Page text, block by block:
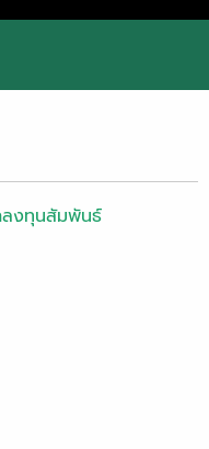
งทุนสัมพันธ์